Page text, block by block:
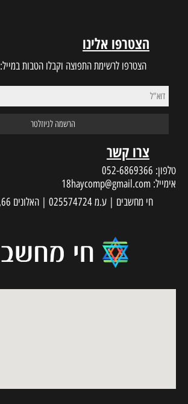
הצטרפו אלינו
הצטרפו לרשימת התפוצה וקבלו הטבות במייל:
צרו קשר
טלפון: 052-6869366
אימייל: 18haycomp@gmail.com
חי מחשבים | ע.מ 025574724 | האלונים 66, יוקנעם עילית